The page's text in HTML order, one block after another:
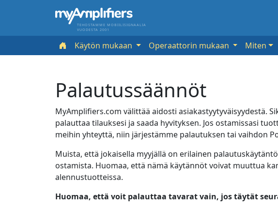
TEHOSTAMME MOBIILISIGNAALIA
VUODESTA 2001
Käytön mukaan Operaattorin mukaan Miten
Palautussäännöt
MyAmplifiers.com välittää aidosti asiakastyytyväisyydestä.
palauttaa tilauksesi ja saada hyvityksen. Jos ostamissasi
meihin yhteyttä, niin järjestämme palautuksen tai vaihdon
Muista, että jokaisella myyjällä on erilainen
ostamista. Huomaa, että nämä käytännöt voivat muuttua
alennustuotteissa.
Huomaa, että voit palauttaa tavarat vain, jos täytät